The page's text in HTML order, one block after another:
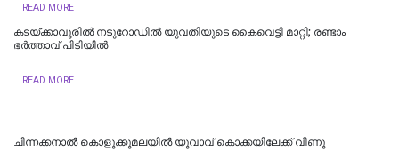
READ MORE
കടയ്ക്കാവൂരിൽ നടുറോഡില്‍ യുവതിയുടെ കൈവെട്ടി മാറ്റി; രണ്ടാം
ഭര്‍ത്താവ് പിടിയിൽ
READ MORE
ചിന്നക്കനാൽ കൊളുക്കുമലയില്‍ യുവാവ് കൊക്കയിലേക്ക് വീണു